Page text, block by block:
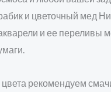
и цветочный мед
и ее переливы
рекомендуем